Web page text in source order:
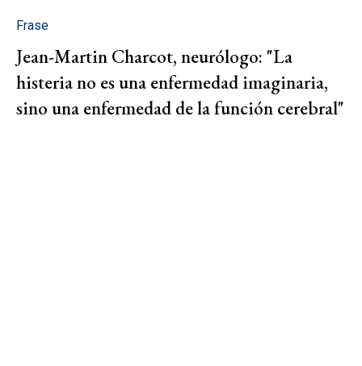
Frase
Jean-Martin Charcot, neurólogo: "La
histeria no es una enfermedad imaginaria,
sino una enfermedad de la función cerebral"